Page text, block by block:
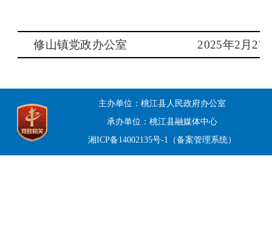
修山镇党政办公室 2025年2 月 27
主办单位：桃江县人民政府办公室
承办单位：桃江县融媒体中心
湘ICP备14002135号-1（备案管理系统）